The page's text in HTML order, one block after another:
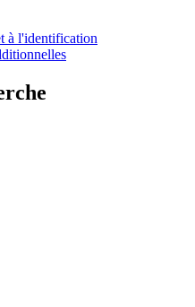
à l'identification